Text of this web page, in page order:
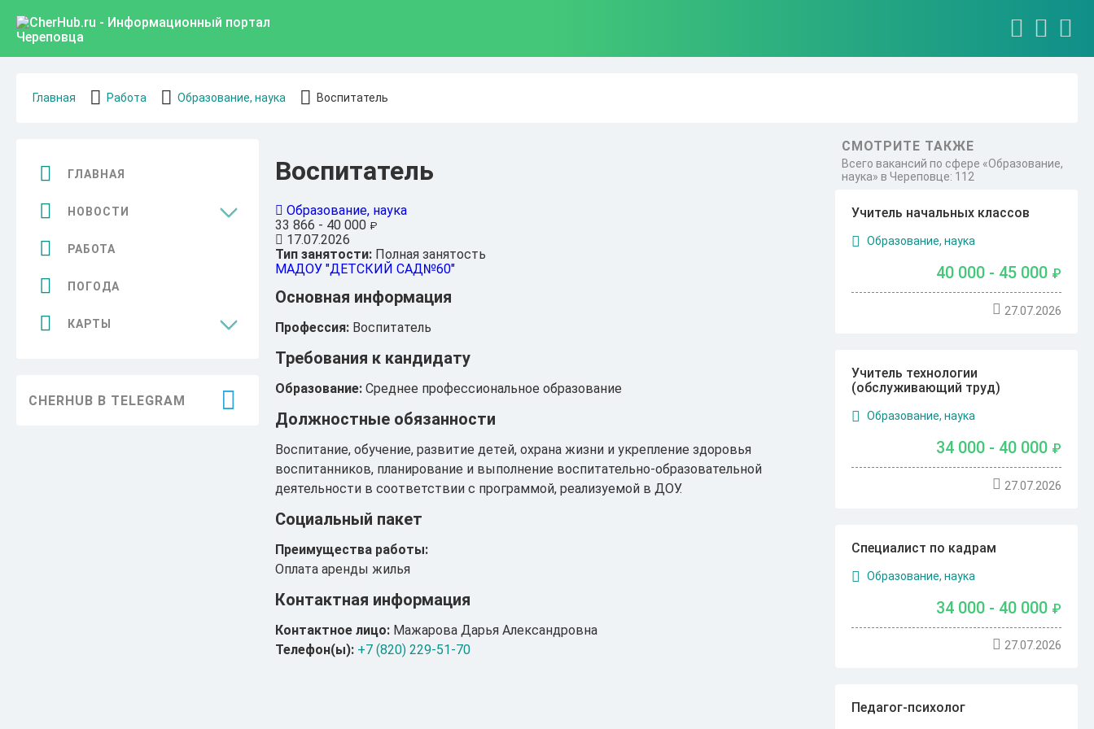
Главная Работа Образование, наука Воспитатель
ГЛАВНАЯ
НОВОСТИ
Общество
РАБОТА
ПОГОДА
КАРТЫ
CHERHUB В TELEGRAM
Воспитатель
Образование, наука
33 866 - 40 000 ₽
17.07.2026
Тип занятости:Полная занятость
МАДОУ "ДЕТСКИЙ САД№60"
Основная информация
Профессия:Воспитатель
Требования к кандидату
Образование:Среднее профессиональное образование
Должностные обязанности
Воспитание, обучение, развитие детей, охрана жизни и укрепление здоровья
воспитанников, планирование и выполнение воспитательно-образовательной
деятельности в соответствии с программой, реализуемой в ДОУ.
Социальный пакет
Преимущества работы:
Оплата аренды жилья
Контактная информация
Контактное лицо:Мажарова Дарья Александровна
Телефон(ы): +7 (820) 229-51-70
СМОТРИТЕ ТАКЖЕ
Всего вакансий по сфере «Образование,
наука» в Череповце: 112
Учитель начальных классов
Образование, наука
40 000 - 45 000 ₽
27.07.2026
Учитель технологии
(обслуживающий труд)
Образование, наука
34 000 - 40 000 ₽
27.07.2026
Специалист по кадрам
Образование, наука
34 000 - 40 000 ₽
27.07.2026
Педагог-психолог